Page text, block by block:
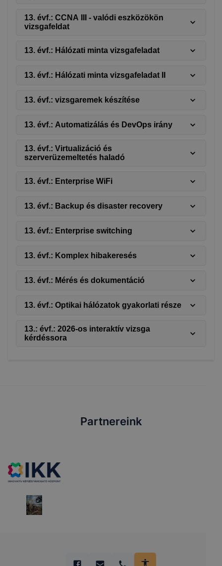
13. évf.: CCNA III - valódi eszközökön
vizsgafeldat
13. évf.: Hálózati minta vizsgafeladat
13. évf.: Hálózati minta vizsgafeladat II
13. évf.: vizsgaremek készítése
13. évf.: Automatizálás és DevOps irány
13. évf.: Virtualizáció és
szerverüzemeltetés haladó
13. évf.: Enterprise WiFi
13. évf.: Backup és disaster recovery
13. évf.: Enterprise switching
13. évf.: Komplex hibakeresés
13. évf.: Mérés és dokumentáció
13. évf.: Optikai hálózatok gyakorlati része
13.: évf.: 2026-os interaktív vizsga
kérdéssora
Partnereink